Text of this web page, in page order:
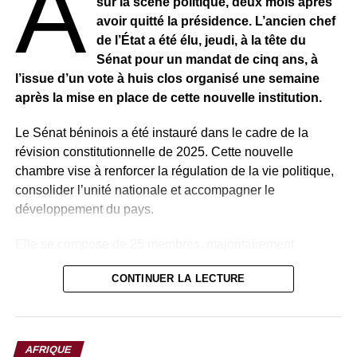
SÉNÉGAL – Crise CAN : Patrice Motsepe attendu
à Dakar
avoir quitté la présidence. L’ancien chef
de l’État a été élu, jeudi, à la tête du
Sénat pour un mandat de cinq ans, à
l’issue d’un vote à huis clos organisé une semaine
après la mise en place de cette nouvelle institution.
Le Sénat béninois a été instauré dans le cadre de la
révision constitutionnelle de 2025. Cette nouvelle
chambre vise à renforcer la régulation de la vie politique,
consolider l’unité nationale et accompagner le
développement du pays.
désignés par le président de la République, Romuald
Wadagni, auxquels s’ajoutent des membres de droit.
Parmi ces membres de droit figurent plusieurs anciens
CONTINUER LA LECTURE
AFRIQUE